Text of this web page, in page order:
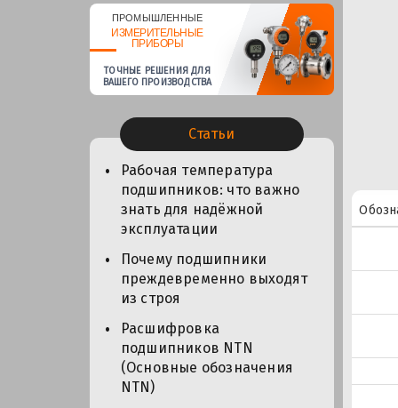
ПРОМЫШЛЕННЫЕ
ИЗМЕРИТЕЛЬНЫЕ
ПРИБОРЫ
ТОЧНЫЕ РЕШЕНИЯ ДЛЯ
ВАШЕГО ПРОИЗВОДСТВА
Статьи
Рабочая температура
подшипников: что важно
знать для надёжной
эксплуатации
Почему подшипники
преждевременно выходят
из строя
Расшифровка
подшипников NTN
(Основные обозначения
NTN)